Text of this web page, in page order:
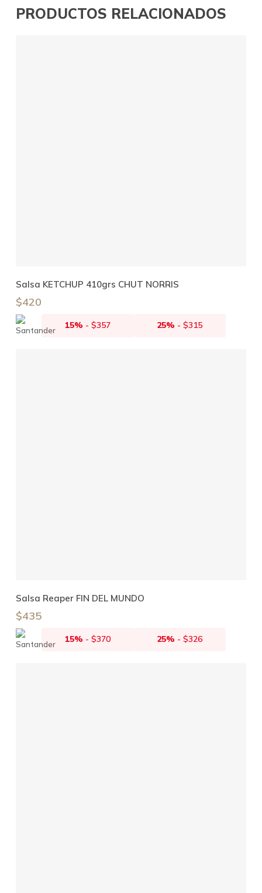
PRODUCTOS RELACIONADOS
Añadir Al Carrito
Salsa KETCHUP 410grs CHUT NORRIS
$420
15% - $357 25% -$315
Añadir Al Carrito
Salsa Reaper FIN DEL MUNDO
$435
15% - $370 25% -$326